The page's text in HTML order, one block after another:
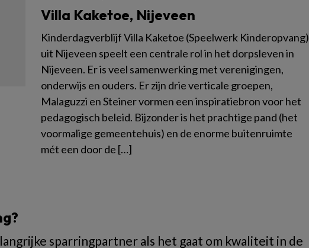
Villa Kaketoe, Nijeveen
Kinderdagverblijf Villa Kaketoe (Speelwerk Kinderopvang)
uit Nijeveen speelt een centrale rol in het dorpsleven in
Nijeveen. Er is veel samenwerking met verenigingen,
onderwijs en ouders. Er zijn drie verticale groepen,
Malaguzzi en Steiner vormen een inspiratiebron voor het
pedagogisch beleid. Bijzonder is het prachtige pand (het
voormalige gemeentehuis) en de enorme buitenruimte
mét een door de […]
sparringpartner als het gaat om kwaliteit in de